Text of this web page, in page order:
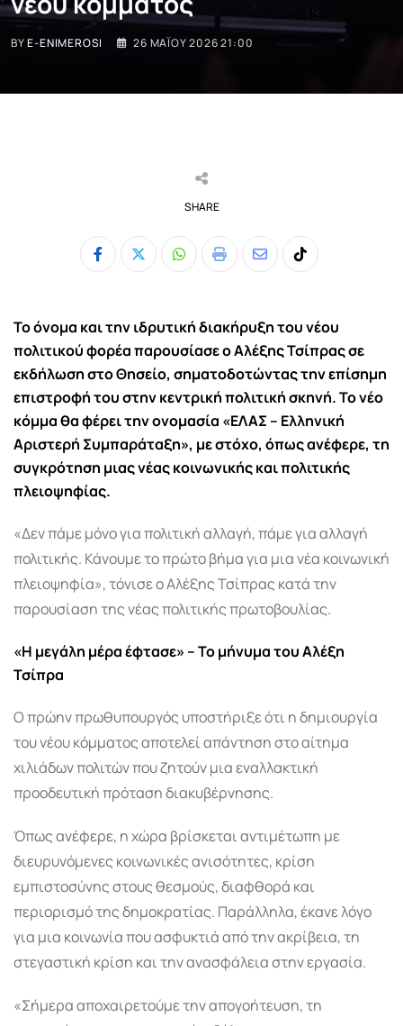
BYE-ENIMEROSI 26 ΜΑΪ́ΟΥ 2026 21:00
SHARE
Whatsapp
Print
ShareTiktok
Το όνομα και την ιδρυτική διακήρυξη του νέου
πολιτικού φορέα παρουσίασε ο Αλέξης Τσίπρας σε
εκδήλωση στο Θησείο, σηματοδοτώντας την επίσημη
επιστροφή του στην κεντρική πολιτική σκηνή. Το νέο
κόμμα θα φέρει την ονομασία «ΕΛΑΣ – Ελληνική
Αριστερή Συμπαράταξη», με στόχο, όπως ανέφερε, τη
συγκρότηση μιας νέας κοινωνικής και πολιτικής
πλειοψηφίας.
«Δεν πάμε μόνο για πολιτική αλλαγή, πάμε για αλλαγή
πολιτικής. Κάνουμε το πρώτο βήμα για μια νέα κοινωνική
πλειοψηφία», τόνισε ο Αλέξης Τσίπρας κατά την
παρουσίαση της νέας πολιτικής πρωτοβουλίας.
«Η μεγάλη μέρα έφτασε» – Το μήνυμα του Αλέξη
Τσίπρα
Ο πρώην πρωθυπουργός υποστήριξε ότι η δημιουργία
του νέου κόμματος αποτελεί απάντηση στο αίτημα
χιλιάδων πολιτών που ζητούν μια εναλλακτική
προοδευτική πρόταση διακυβέρνησης.
Όπως ανέφερε, η χώρα βρίσκεται αντιμέτωπη με
διευρυνόμενες κοινωνικές ανισότητες, κρίση
εμπιστοσύνης στους θεσμούς, διαφθορά και
περιορισμό της δημοκρατίας. Παράλληλα, έκανε λόγο
για μια κοινωνία που ασφυκτιά από την ακρίβεια, τη
στεγαστική κρίση και την ανασφάλεια στην εργασία.
«Σήμερα αποχαιρετούμε την απογοήτευση, τη